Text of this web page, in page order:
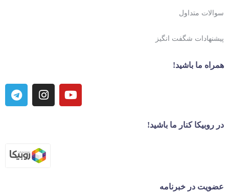
سوالات متداول
پیشنهادات شگفت انگیز
همراه ما باشید!
در روبیکا کنار ما باشید!
عضویت در خبرنامه